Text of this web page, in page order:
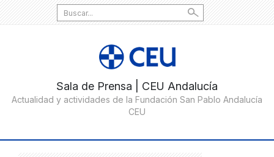
Search
for: